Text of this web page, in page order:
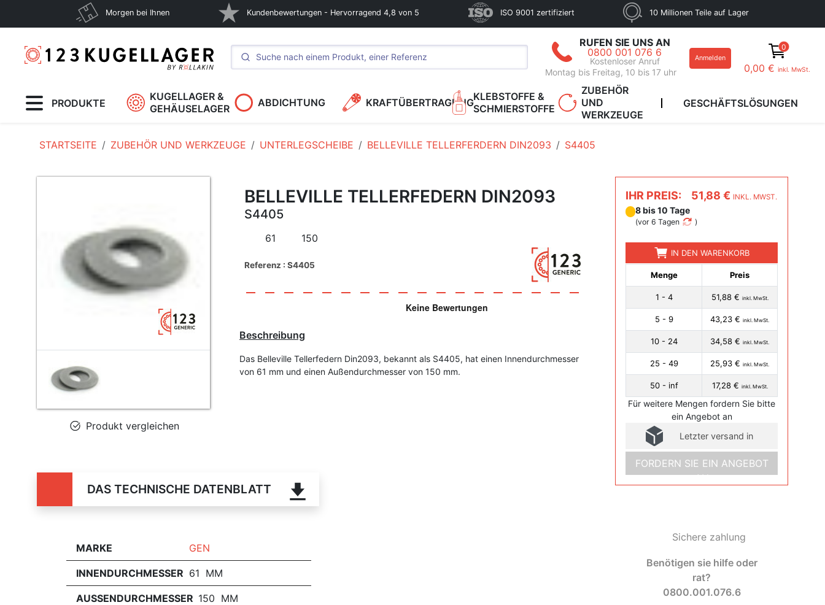
Morgen bei Ihnen Kundenbewertungen - Hervorragend 4,8 von 5 ISO 9001 zertifiziert 10 Millionen Teile auf Lager
RUFEN SIE UNS AN
0800 001 076 6
Kostenloser Anruf
Montag bis Freitag, 10 bis 17 uhr
Anmelden
0
0,00 € inkl. MwSt.
PRODUKTE
KUGELLAGER &
GEHÄUSELAGER
ABDICHTUNG KRAFTÜBERTRAGUNGKLEBSTOFFE &
SCHMIERSTOFFE
ZUBEHÖR
UND
WERKZEUGE
GESCHÄFTSLÖSUNGEN
STARTSEITE ZUBEHÖR UND WERKZEUGE UNTERLEGSCHEIBE BELLEVILLE TELLERFERDERN DIN2093 S4405
Produkt vergleichen
BELLEVILLE TELLERFEDERN DIN2093
S4405
61 150
Referenz : S4405
Beschreibung
Das Belleville Tellerfedern Din2093, bekannt als S4405, hat einen Innendurchmesser
von 61 mm und einen Außendurchmesser von 150 mm.
IHR PREIS: 51,88 € INKL. MWST.
8 bis 10 Tage
(vor 6 Tagen )
IN DEN WARENKORB
Menge Preis
1 - 4 51,88 € inkl. MwSt.
5 - 9 43,23 € inkl. MwSt.
10 - 24 34,58 € inkl. MwSt.
25 - 49 25,93 € inkl. MwSt.
50 - inf 17,28 € inkl. MwSt.
Für weitere Mengen fordern Sie bitte
ein Angebot an
Letzter versand in
FORDERN SIE EIN ANGEBOT
AN
Sichere zahlung
Benötigen sie hilfe oder
rat?
0800.001.076.6
DAS TECHNISCHE DATENBLATT
MARKE GEN
INNENDURCHMESSER 61 MM
AUSSENDURCHMESSER 150 MM